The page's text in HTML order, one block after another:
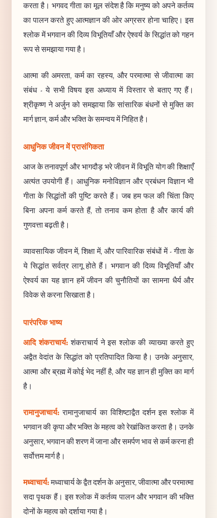
करता है। भगवद गीता का मूल संदेश है कि मनुष्य को अपने कर्तव्य
का पालन करते हुए आत्मज्ञान की ओर अग्रसर होना चाहिए। इस
श्लोक में भगवान की दिव्य विभूतियाँ और ऐश्वर्य के सिद्धांत को गहन
रूप से समझाया गया है।
आत्मा की अमरता, कर्म का रहस्य, और परमात्मा से जीवात्मा का
संबंध - ये सभी विषय इस अध्याय में विस्तार से बताए गए हैं।
श्रीकृष्ण ने अर्जुन को समझाया कि सांसारिक बंधनों से मुक्ति का
मार्ग ज्ञान, कर्म और भक्ति के समन्वय में निहित है।
आधुनिक जीवन में प्रासंगिकता
आज के तनावपूर्ण और भागदौड़ भरे जीवन में विभूति योग की शिक्षाएँ
अत्यंत उपयोगी हैं। आधुनिक मनोविज्ञान और प्रबंधन विज्ञान भी
गीता के सिद्धांतों की पुष्टि करते हैं। जब हम फल की चिंता किए
बिना अपना कर्म करते हैं, तो तनाव कम होता है और कार्य की
गुणवत्ता बढ़ती है।
व्यावसायिक जीवन में, शिक्षा में, और पारिवारिक संबंधों में - गीता के
ये सिद्धांत सर्वत्र लागू होते हैं। भगवान की दिव्य विभूतियाँ और
ऐश्वर्य का यह ज्ञान हमें जीवन की चुनौतियों का सामना धैर्य और
विवेक से करना सिखाता है।
पारंपरिक भाष्य
आदि शंकराचार्य: शंकराचार्य ने इस श्लोक की व्याख्या करते हुए
अद्वैत वेदांत के सिद्धांत को प्रतिपादित किया है। उनके अनुसार,
आत्मा और ब्रह्म में कोई भेद नहीं है, और यह ज्ञान ही मुक्ति का मार्ग
है।
रामानुजाचार्य: रामानुजाचार्य का विशिष्टाद्वैत दर्शन इस श्लोक में
भगवान की कृपा और भक्ति के महत्व को रेखांकित करता है। उनके
अनुसार, भगवान की शरण में जाना और समर्पण भाव से कर्म करना ही
सर्वोत्तम मार्ग है।
मध्वाचार्य:मध्वाचार्य के द्वैत दर्शन के अनुसार, जीवात्मा और परमात्मा
सदा पृथक हैं। इस श्लोक में कर्तव्य पालन और भगवान की भक्ति
दोनों के महत्व को दर्शाया गया है।